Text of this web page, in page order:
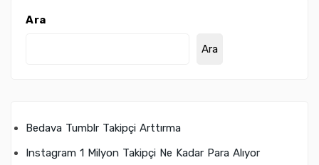
Ara
Ara
Bedava Tumblr Takipçi Arttırma
Instagram 1 Milyon Takipçi Ne Kadar Para Alıyor